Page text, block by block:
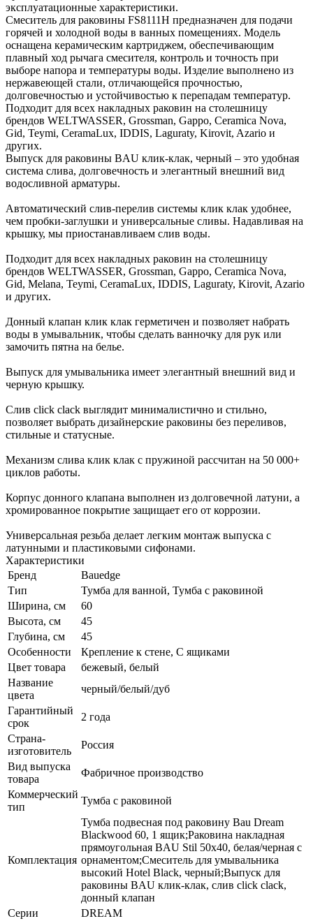
эксплуатационные характеристики.
Смеситель для раковины FS8111H предназначен для подачи
горячей и холодной воды в ванных помещениях. Модель
оснащена керамическим картриджем, обеспечивающим
плавный ход рычага смесителя, контроль и точность при
выборе напора и температуры воды. Изделие выполнено из
нержавеющей стали, отличающейся прочностью,
долговечностью и устойчивостью к перепадам температур.
Подходит для всех накладных раковин на столешницу
брендов WELTWASSER, Grossman, Gappo, Ceramica Nova,
Gid, Teymi, CeramaLux, IDDIS, Laguraty, Kirovit, Azario и
других.
Выпуск для раковины BAU клик-клак, черный – это удобная
система слива, долговечность и элегантный внешний вид
водосливной арматуры.
Автоматический слив-перелив системы клик клак удобнее,
чем пробки-заглушки и универсальные сливы. Надавливая на
крышку, мы приостанавливаем слив воды.
Подходит для всех накладных раковин на столешницу
брендов WELTWASSER, Grossman, Gappo, Ceramica Nova,
Gid, Melana, Teymi, CeramaLux, IDDIS, Laguraty, Kirovit, Azario
и других.
Донный клапан клик клак герметичен и позволяет набрать
воды в умывальник, чтобы сделать ванночку для рук или
замочить пятна на белье.
Выпуск для умывальника имеет элегантный внешний вид и
черную крышку.
Слив click clack выглядит минималистично и стильно,
позволяет выбрать дизайнерские раковины без переливов,
стильные и статусные.
Механизм слива клик клак с пружиной рассчитан на 50 000+
циклов работы.
Корпус донного клапана выполнен из долговечной латуни, а
хромированное покрытие защищает его от коррозии.
Универсальная резьба делает легким монтаж выпуска с
латунными и пластиковыми сифонами.
Характеристики
Бренд
Bauedge
Тип
Тумба для ванной, Тумба с раковиной
Ширина, см
60
Высота, см
45
Глубина, см
45
Особенности
Крепление к стене, С ящиками
Цвет товара
бежевый, белый
Название
цвета
черный/белый/дуб
Гарантийный
срок
2 года
Страна-
изготовитель
Россия
Вид выпуска
товара
Фабричное производство
Коммерческий
тип
Тумба с раковиной
Комплектация
Тумба подвесная под раковину Bau Dream
Blackwood 60, 1 ящик;Раковина накладная
прямоугольная BAU Stil 50х40, белая/черная с
орнаментом;Смеситель для умывальника
высокий Hotel Black, черный;Выпуск для
раковины BAU клик-клак, слив click clack,
донный клапан
Серии
DREAM